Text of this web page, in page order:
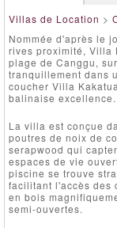
Villas de Location >
Nommée d'après le
rives proximité, Villa
plage de Canggu,
tranquillement dans
coucher Villa
balinaise excellence.
La villa est conçue
poutres de noix de
serapwood qui
espaces de vie
piscine se trouve
facilitant l'accès des
en bois
semi-ouvertes.